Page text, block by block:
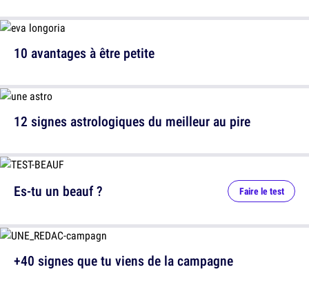
10 avantages à être petite
12 signes astrologiques du meilleur au pire
Es-tu un beauf ? Faire le test
+40 signes que tu viens de la campagne